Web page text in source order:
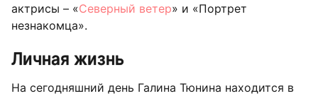
актрисы – «Северный ветер» и «Портрет
незнакомца».
Личная жизнь
На сегодняшний день Галина Тюнина находится в